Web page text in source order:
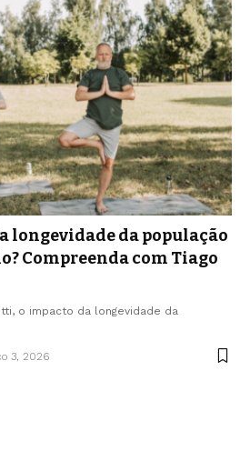
longevidade da população
Compreenda com Tiago
o impacto da longevidade da
3, 2026